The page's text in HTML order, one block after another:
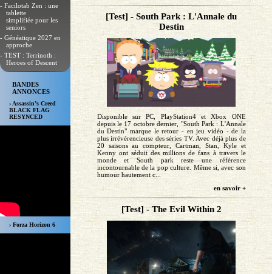
- Facilotab Zen : une
tablette
simplifiée pour les
seniors
- Généatique 2027 en
approche
- TEST : Terrinoth :
Heroes of Descent
BANDES
ANNONCES
› Assassin’s Creed
BLACK FLAG
RESYNCED
› Forza Horizon 6
[Test] - South Park : L'Annale du
Destin
Disponible sur PC, PlayStation4 et Xbox ONE
depuis le 17 octobre dernier, "South Park : L'Annale
du Destin" marque le retour - en jeu vidéo - de la
plus irrévérencieuse des séries TV. Avec déjà plus de
20 saisons au compteur, Cartman, Stan, Kyle et
Kenny ont séduit des millions de fans à travers le
monde et South park reste une référence
incontournable de la pop culture. Même si, avec son
humour hautement c...
en savoir +
[Test] - The Evil Within 2